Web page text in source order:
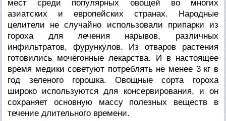
мест среди популярных овощей во многих
азиатских и европейских странах. Народные
целители не случайно использовали припарки из
гороха для лечения нарывов, различных
инфильтратов, фурункулов. Из отваров растения
готовились мочегонные лекарства. И в настоящее
время медики советуют потреблять не менее 3 кг в
год зеленого горошка. Овощные сорта гороха
широко используются для консервирования, и он
сохраняет основную массу полезных веществ в
течение длительного времени.